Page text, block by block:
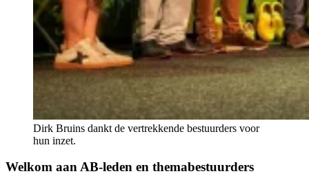
Dirk Bruins dankt de vertrekkende bestuurders voor
hun inzet.
Welkom aan AB-leden en themabestuurders